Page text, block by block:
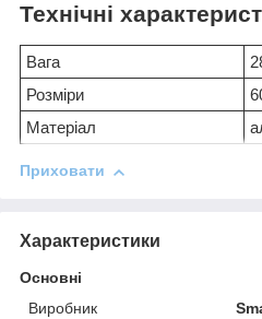
Технічні
Вага
Розміри
Матеріал
Приховати
Характеристики
Основні
Виробник